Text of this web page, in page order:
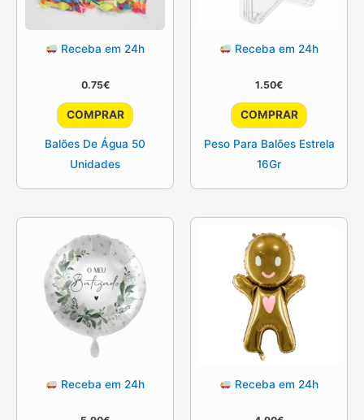
Receba em 24h
0.75€
COMPRAR
Balões De Água 50
Unidades
Receba em 24h
1.50€
COMPRAR
Peso Para Balões Estrela
16Gr
Receba em 24h Receba em 24h